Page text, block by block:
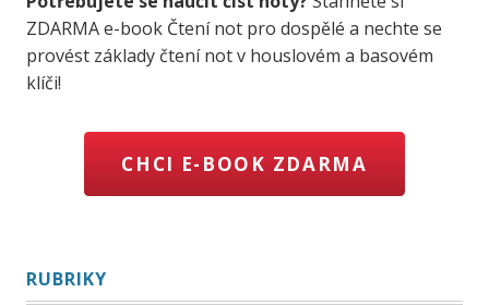
ZDARMA e-book Čtení not pro dospělé a nechte se
provést základy čtení not v houslovém a basovém
klíči!
CHCI E-BOOK ZDARMA
RUBRIKY